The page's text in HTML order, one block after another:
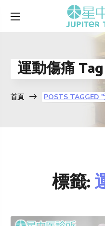
運動傷痛 Tag
首頁 POSTS TAGGED
標籤: